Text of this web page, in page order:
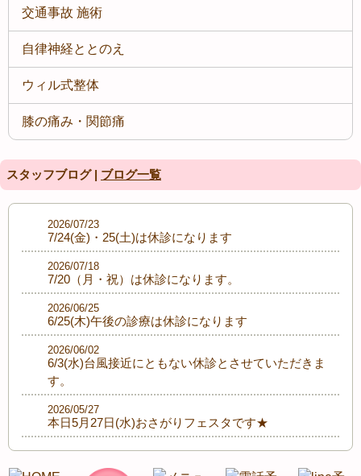
交通事故 施術
自律神経ととのえ
ウィル式整体
膝の痛み・関節痛
スタッフブログ | ブログ一覧
7/24(金)・25(土)は休診になります
2026/07/23
7/20（月・祝）は休診になります。
2026/07/18
6/25(木)午後の診療は休診になります
2026/06/25
6/3(水)台風接近にともない休診とさせていただきま
す。
2026/06/02
本日5月27日(水)おさがりフェスタです★
2026/05/27